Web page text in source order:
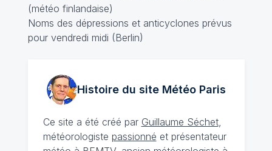
(météo finlandaise)
Noms des dépressions et anticyclones prévus
pour vendredi midi (Berlin)
Histoire du site MétéoParis
Ce site a été créé par Guillaume Séchet,
météorologiste passionné et présentateur